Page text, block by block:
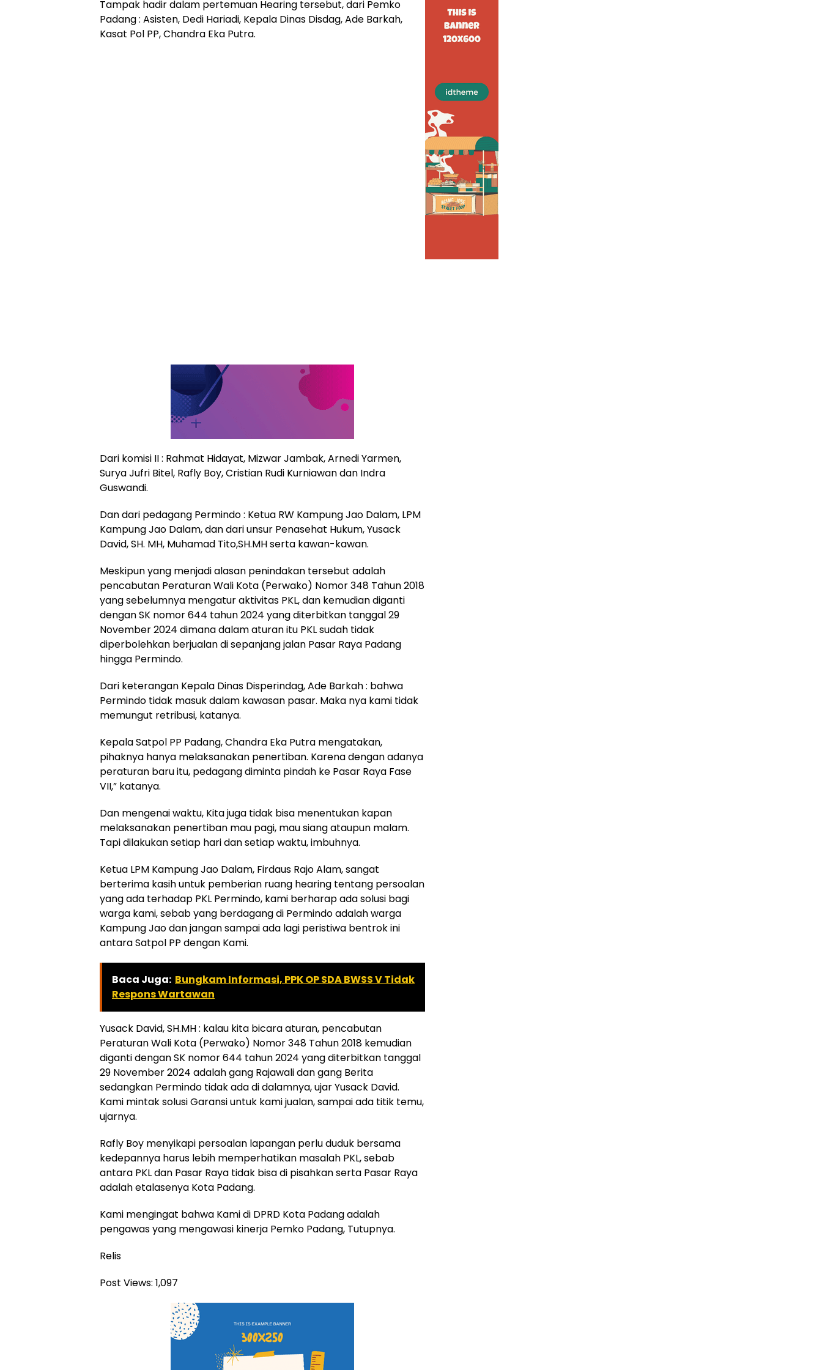
Tampak hadir dalam pertemuan Hearing tersebut, dari Pemko
Padang : Asisten, Dedi Hariadi, Kepala Dinas Disdag, Ade Barkah,
Kasat Pol PP, Chandra Eka Putra.
Dari komisi II : Rahmat Hidayat, Mizwar Jambak, Arnedi Yarmen,
Surya Jufri Bitel, Rafly Boy, Cristian Rudi Kurniawan dan Indra
Guswandi.
Dan dari pedagang Permindo : Ketua RW Kampung Jao Dalam, LPM
Kampung Jao Dalam, dan dari unsur Penasehat Hukum, Yusack
David, SH. MH, Muhamad Tito,SH.MH serta kawan-kawan.
Meskipun yang menjadi alasan penindakan tersebut adalah
pencabutan Peraturan Wali Kota (Perwako) Nomor 348 Tahun 2018
yang sebelumnya mengatur aktivitas PKL, dan kemudian diganti
dengan SK nomor 644 tahun 2024 yang diterbitkan tanggal 29
November 2024 dimana dalam aturan itu PKL sudah tidak
diperbolehkan berjualan di sepanjang jalan Pasar Raya Padang
hingga Permindo.
Dari keterangan Kepala Dinas Disperindag, Ade Barkah : bahwa
Permindo tidak masuk dalam kawasan pasar. Maka nya kami tidak
memungut retribusi, katanya.
Kepala Satpol PP Padang, Chandra Eka Putra mengatakan,
pihaknya hanya melaksanakan penertiban. Karena dengan adanya
peraturan baru itu, pedagang diminta pindah ke Pasar Raya Fase
VII,” katanya.
Dan mengenai waktu, Kita juga tidak bisa menentukan kapan
melaksanakan penertiban mau pagi, mau siang ataupun malam.
Tapi dilakukan setiap hari dan setiap waktu, imbuhnya.
Ketua LPM Kampung Jao Dalam, Firdaus Rajo Alam, sangat
berterima kasih untuk pemberian ruang hearing tentang persoalan
yang ada terhadap PKL Permindo, kami berharap ada solusi bagi
warga kami, sebab yang berdagang di Permindo adalah warga
Kampung Jao dan jangan sampai ada lagi peristiwa bentrok ini
antara Satpol PP dengan Kami.
Baca Juga: Bungkam Informasi, PPK OP SDA BWSS V Tidak
Respons Wartawan
Yusack David, SH.MH : kalau kita bicara aturan, pencabutan
Peraturan Wali Kota (Perwako) Nomor 348 Tahun 2018 kemudian
diganti dengan SK nomor 644 tahun 2024 yang diterbitkan tanggal
29 November 2024 adalah gang Rajawali dan gang Berita
sedangkan Permindo tidak ada di dalamnya, ujar Yusack David.
Kami mintak solusi Garansi untuk kami jualan, sampai ada titik temu,
ujarnya.
Rafly Boy menyikapi persoalan lapangan perlu duduk bersama
kedepannya harus lebih memperhatikan masalah PKL, sebab
antara PKL dan Pasar Raya tidak bisa di pisahkan serta Pasar Raya
adalah etalasenya Kota Padang.
Kami mengingat bahwa Kami di DPRD Kota Padang adalah
pengawas yang mengawasi kinerja Pemko Padang, Tutupnya.
Relis
Post Views: 1,097